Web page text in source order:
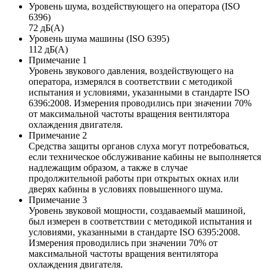
Уровень шума, воздействующего на оператора (ISO
6396)
72 дБ(А)
Уровень шума машины (ISO 6395)
112 дБ(А)
Примечание 1
Уровень звукового давления, воздействующего на
оператора, измерялся в соответствии с методикой
испытания и условиями, указанными в стандарте ISO
6396:2008. Измерения проводились при значении 70%
от максимальной частоты вращения вентилятора
охлаждения двигателя.
Примечание 2
Средства защиты органов слуха могут потребоваться,
если техническое обслуживание кабины не выполняется
надлежащим образом, а также в случае
продолжительной работы при открытых окнах или
дверях кабины в условиях повышенного шума.
Примечание 3
Уровень звуковой мощности, создаваемый машиной,
был измерен в соответствии с методикой испытания и
условиями, указанными в стандарте ISO 6395:2008.
Измерения проводились при значении 70% от
максимальной частоты вращения вентилятора
охлаждения двигателя.